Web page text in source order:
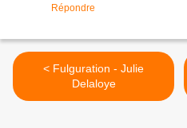
Répondre
< Fulguration - Julie
Delaloye